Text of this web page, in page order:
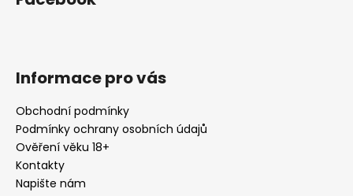
Informace pro vás
Obchodní podmínky
Podmínky ochrany osobních údajů
Ověření věku 18+
Kontakty
Napište nám